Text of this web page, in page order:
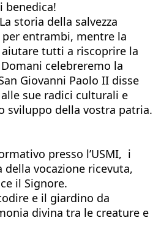
storia della salvezza
entrambi, mentre la
tutti a riscoprire la
celebreremo la
Giovanni Paolo II disse
sue radici culturali e
sviluppo della vostra patria.
presso l’USMI, i
vocazione ricevuta,
il Signore.
e il giardino da
divina tra le creature e